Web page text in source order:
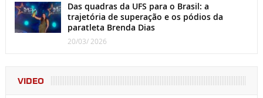
Das quadras da UFS para o Brasil: a
trajetória de superação e os pódios da
paratleta Brenda Dias
20/03/ 2026
VIDEO